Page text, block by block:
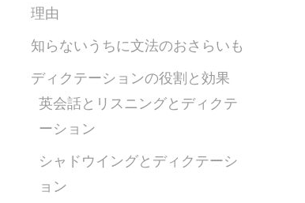
理由
知らないうちに文法のおさらいも
ディクテーションの役割と効果
英会話とリスニングとディクテ
ーション
シャドウイングとディクテーシ
ョン